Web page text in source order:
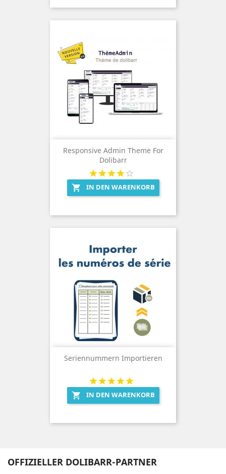
Responsive Admin Theme For
Dolibarr
 IN DEN WARENKORB
Seriennummern Importieren
 IN DEN WARENKORB
OFFIZIELLER DOLIBARR-PARTNER